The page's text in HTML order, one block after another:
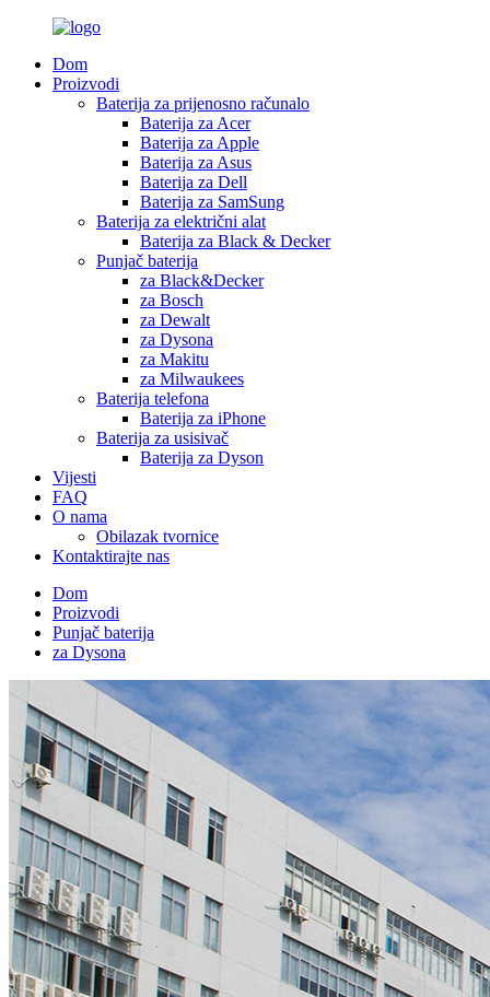
Dom
Proizvodi
Baterija za prijenosno računalo
Baterija za Acer
Baterija za Apple
Baterija za Asus
Baterija za Dell
Baterija za SamSung
Baterija za električni alat
Baterija za Black & Decker
Punjač baterija
za Black&Decker
za Bosch
za Dewalt
za Dysona
za Makitu
za Milwaukees
Baterija telefona
Baterija za iPhone
Baterija za usisivač
Baterija za Dyson
Vijesti
FAQ
O nama
Obilazak tvornice
Kontaktirajte nas
Dom
Proizvodi
Punjač baterija
za Dysona